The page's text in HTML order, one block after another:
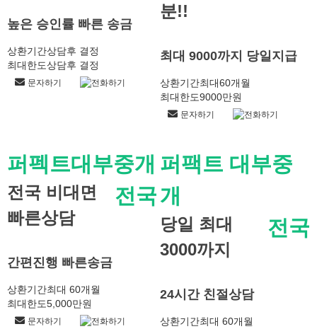
높은 승인률 빠른 송금
상환기간상담후 결정
최대한도상담후 결정
문자하기 전화하기
분!!
최대 9000까지 당일지급
상환기간최대60개월
최대한도9000만원
문자하기 전화하기
퍼펙트대부중개
전국
전국 비대면
빠른상담
간편진행 빠른송금
상환기간최대 60개월
최대한도5,000만원
문자하기 전화하기
퍼팩트 대부중
개
전국
당일 최대
3000까지
24시간 친절상담
상환기간최대 60개월